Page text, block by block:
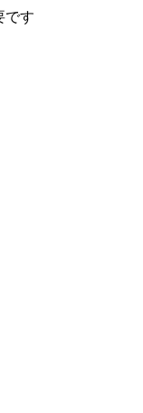
です